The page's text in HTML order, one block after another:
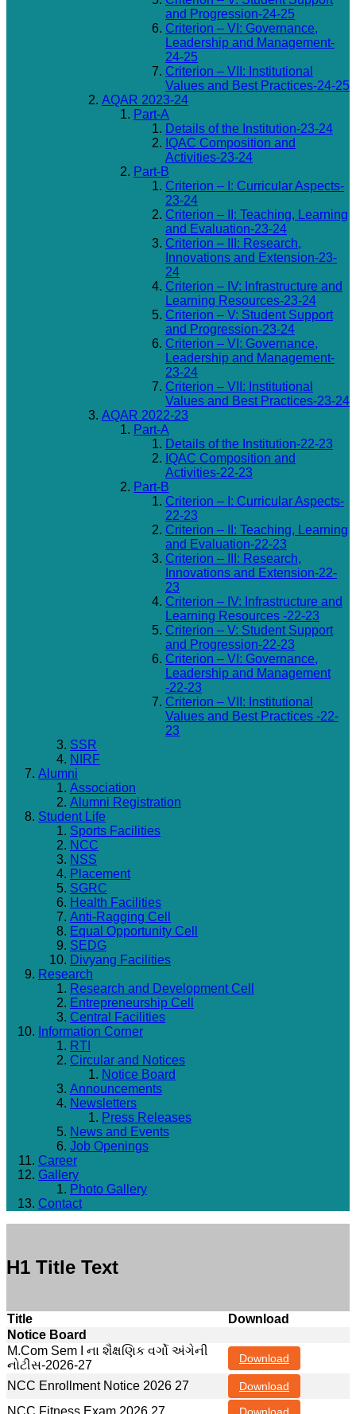
and Progression-24-25
Criterion – VI: Governance,
Leadership and Management-
24-25
Criterion – VII: Institutional
Values and Best Practices-24-25
AQAR 2023-24
Part-A
Details of the Institution-23-24
IQAC Composition and
Activities-23-24
Part-B
Criterion – I: Curricular Aspects-
23-24
Criterion – II: Teaching, Learning
and Evaluation-23-24
Criterion – III: Research,
Innovations and Extension-23-
24
Criterion – IV: Infrastructure and
Learning Resources-23-24
Criterion – V: Student Support
and Progression-23-24
Criterion – VI: Governance,
Leadership and Management-
23-24
Criterion – VII: Institutional
Values and Best Practices-23-24
AQAR 2022-23
Part-A
Details of the Institution-22-23
IQAC Composition and
Activities-22-23
Part-B
Criterion – I: Curricular Aspects-
22-23
Criterion – II: Teaching, Learning
and Evaluation-22-23
Criterion – III: Research,
Innovations and Extension-22-
23
Criterion – IV: Infrastructure and
Learning Resources -22-23
Criterion – V: Student Support
and Progression-22-23
Criterion – VI: Governance,
Leadership and Management
-22-23
Criterion – VII: Institutional
Values and Best Practices -22-
23
SSR
NIRF
Alumni
Association
Alumni Registration
Student Life
Sports Facilities
NCC
NSS
Placement
SGRC
Health Facilities
Anti-Ragging Cell
Equal Opportunity Cell
SEDG
Divyang Facilities
Research
Research and Development Cell
Entrepreneurship Cell
Central Facilities
Information Corner
RTI
Circular and Notices
Notice Board
Announcements
Newsletters
Press Releases
News and Events
Job Openings
Career
Gallery
Photo Gallery
Contact
H1 Title Text
Title
Download
Notice Board
M.Com Sem I ના શૈક્ષણિક વર્ગો અંગેની
નોટીસ-2026-27
Download
NCC Enrollment Notice 2026 27 Download
NCC Fitness Exam 2026 27